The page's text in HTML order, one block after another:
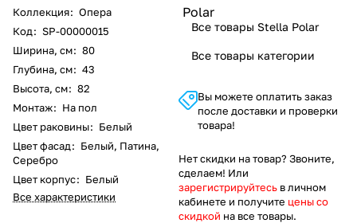
Коллекция: Опера
Код: SP-00000015
Ширина, см: 80
Глубина, см: 43
Высота, см: 82
Монтаж: На пол
Цвет раковины: Белый
Цвет фасад: Белый, Патина,
Серебро
Цвет корпус: Белый
Все характеристики
Все товары Stella Polar
Все товары категории
Вы можете оплатить заказ
после доставки и проверки
товара!
Нет скидки на товар? Звоните,
сделаем! Или
зарегистрируйтесь в личном
кабинете и получите цены со
скидкой на все товары.